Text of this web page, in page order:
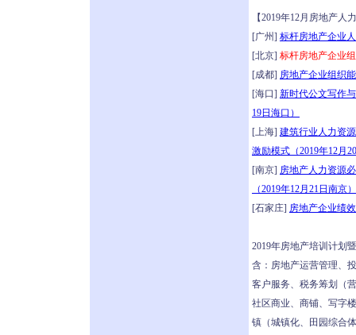
【2019年12月房地产人
[广州] 标杆房地产企业
[北京] 标杆房地产企业
[成都] 房地产企业组织
[海口] 新时代公文写作
19日海口）
[上海] 建筑行业人力资
激励模式（2019年12月
[南京] 房地产人力资源
（2019年12月21日南京）
[石家庄] 房地产企业绩
2019年房地产培训计划
含：房地产运营管理、
客户服务、税务筹划（
社区商业、商铺、写字
镇（城镇化、田园综合